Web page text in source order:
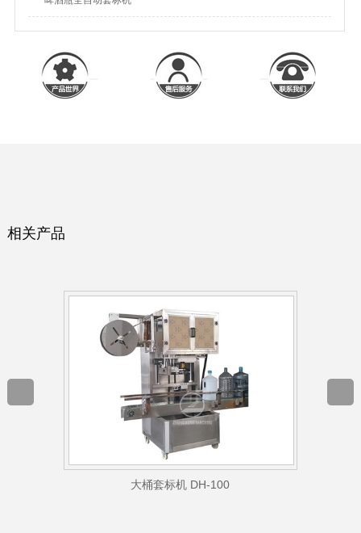
相关产品
大桶套标机 DH-100